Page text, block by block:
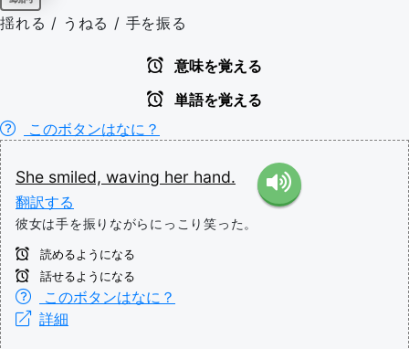
揺れる / うねる / 手を振る
意味を覚える
単語を覚える
このボタンはなに？
She smiled, waving her hand.
翻訳する
彼女は手を振りながらにっこり笑った。
読めるようになる
話せるようになる
このボタンはなに？
詳細